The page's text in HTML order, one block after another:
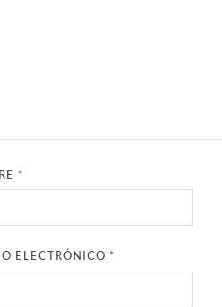
*
ELECTRÓNICO *